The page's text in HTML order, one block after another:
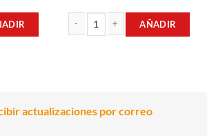
AÑADIR
actualizaciones por correo